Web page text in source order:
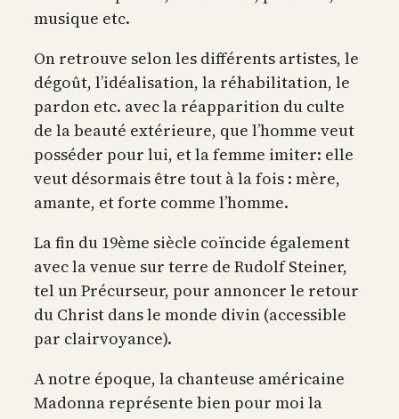
musique etc.
On retrouve selon les différents artistes, le
dégoût, l’idéalisation, la réhabilitation, le
pardon etc. avec la réapparition du culte
de la beauté extérieure, que l’homme veut
posséder pour lui, et la femme imiter: elle
veut désormais être tout à la fois : mère,
amante, et forte comme l’homme.
La fin du 19ème siècle coïncide également
avec la venue sur terre de Rudolf Steiner,
tel un Précurseur, pour annoncer le retour
du Christ dans le monde divin (accessible
par clairvoyance).
A notre époque, la chanteuse américaine
Madonna représente bien pour moi la